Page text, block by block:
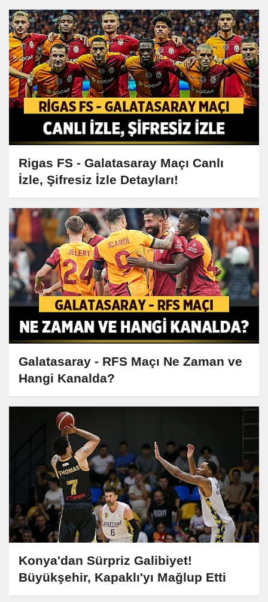
Rigas FS - Galatasaray Maçı Canlı
İzle, Şifresiz İzle Detayları!
Galatasaray - RFS Maçı Ne Zaman ve
Hangi Kanalda?
Konya'dan Sürpriz Galibiyet!
Büyükşehir, Kapaklı'yı Mağlup Etti